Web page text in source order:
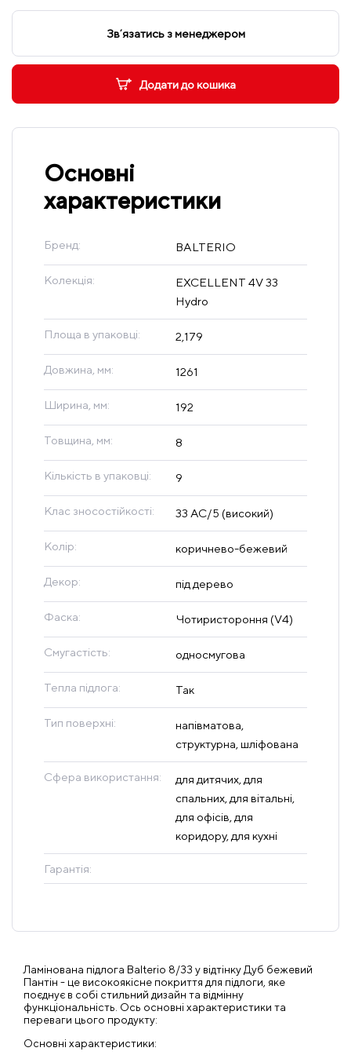
Додати до кошика
Звʼязатись з менеджером
Основні
характеристики
Бренд: BALTERIO
Колекція:
EXCELLENT 4V 33
Hydro
Площа в упаковці: 2,179
Довжина, мм: 1261
Ширина, мм: 192
Товщина, мм: 8
Кількість в упаковці: 9
Клас зносостійкості: 33 AC/5 (високий)
Колір: коричнево-бежевий
Декор: під дерево
Фаска: Чотиристороння (V4)
Смугастість: односмугова
Тепла підлога: Так
Тип поверхні:
напівматова,
структурна, шліфована
Сфера використання:
для дитячих, для
спальних, для вітальні,
для офісів, для
коридору, для кухні
Гарантія:
Ламінована підлога Balterio 8/33 у відтінку Дуб бежевий
Пантін - це високоякісне покриття для підлоги, яке
поєднує в собі стильний дизайн та відмінну
функціональність. Ось основні характеристики та
переваги цього продукту:
Основні характеристики: